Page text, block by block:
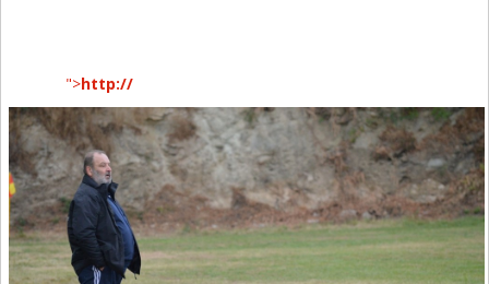
">http://